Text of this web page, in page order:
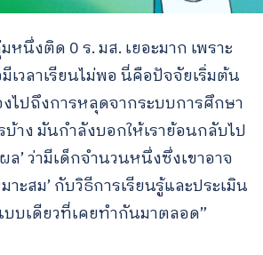
นึ่งติด 0 ร. มส. เยอะมาก เพราะ
เวลาเรียนไม่พอ นี่คือปัจจัยเริ่มต้น
ไปถึงการหลุดจากระบบการศึกษา
าง มันกำลังบอกให้เราย้อนกลับไป
ล’ ว่ามีเด็กจำนวนหนึ่งซึ่งเขาอาจ
มาะสม’ กับวิธีการเรียนรู้และประเมิน
บเดียวที่เคยทำกันมาตลอด”